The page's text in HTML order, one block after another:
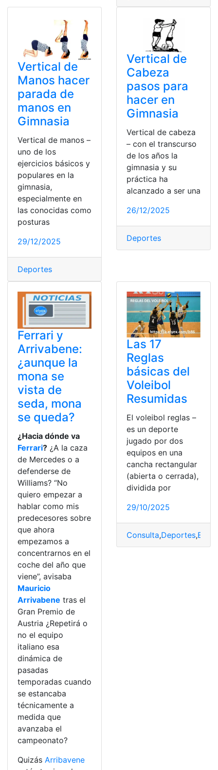
Vertical de
Manos hacer
parada de
manos en
Gimnasia
Vertical de manos –
uno de los
ejercicios básicos y
populares en la
gimnasia,
especialmente en
las conocidas como
posturas
29/12/2025
Deportes
Vertical de
Cabeza
pasos para
hacer en
Gimnasia
Vertical de cabeza
– con el transcurso
de los años la
gimnasia y su
práctica ha
alcanzado a ser una
26/12/2025
Deportes
Ferrari y
Arrivabene:
¿aunque la
mona se
vista de
seda, mona
se queda?
¿Hacia dónde va
Ferrari? ¿A la caza
de Mercedes o a
defenderse de
Williams? “No
quiero empezar a
hablar como mis
predecesores sobre
que ahora
empezamos a
concentrarnos en el
coche del año que
viene”, avisaba
Mauricio
Arrivabene tras el
Gran Premio de
Austria ¿Repetirá o
no el equipo
italiano esa
dinámica de
pasadas
temporadas cuando
se estancaba
técnicamente a
medida que
avanzaba el
campeonato?
Quizás Arribavene
Las 17
Reglas
básicas del
Voleibol
Resumidas
El voleibol reglas –
es un deporte
jugado por dos
equipos en una
cancha rectangular
(abierta o cerrada),
dividida por
29/10/2025
Consulta,Deportes,